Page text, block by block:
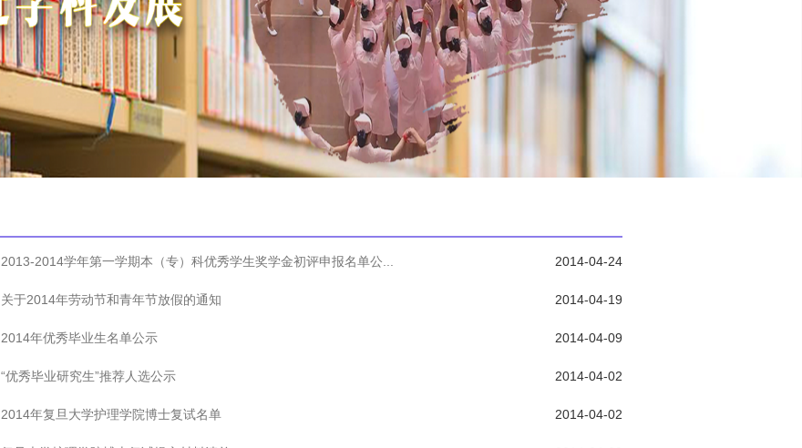
2013-2014学年第一学期本（专）科优秀学生奖学金初评申报名单公... 2014-04-24
关于2014年劳动节和青年节放假的通知 2014-04-19
2014年优秀毕业生名单公示 2014-04-09
“优秀毕业研究生”推荐人选公示 2014-04-02
2014年复旦大学护理学院博士复试名单 2014-04-02